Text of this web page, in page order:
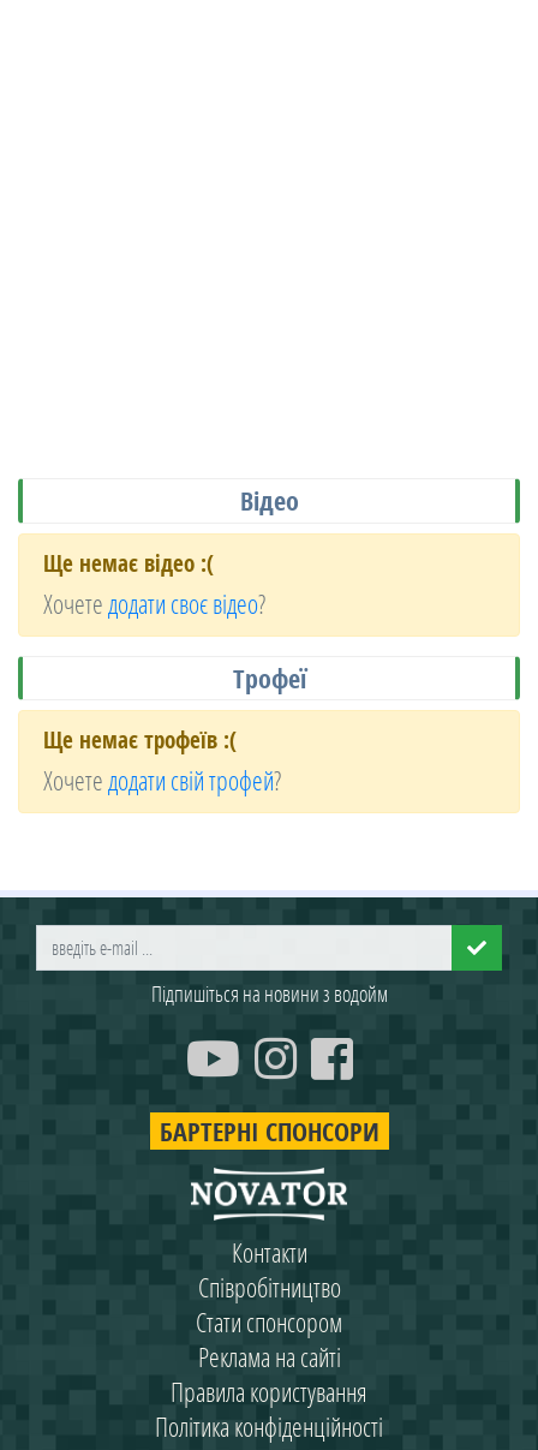
Відео
Ще немає відео :(
Хочетедодати своє відео?
Трофеї
Ще немає трофеїв :(
Хочетедодати свій трофей?
Підпишіться на новини з водойм
БАРТЕРНІ СПОНСОРИ
Контакти
Співробітництво
Стати спонсором
Реклама на сайті
Правила користування
Політика конфіденційності